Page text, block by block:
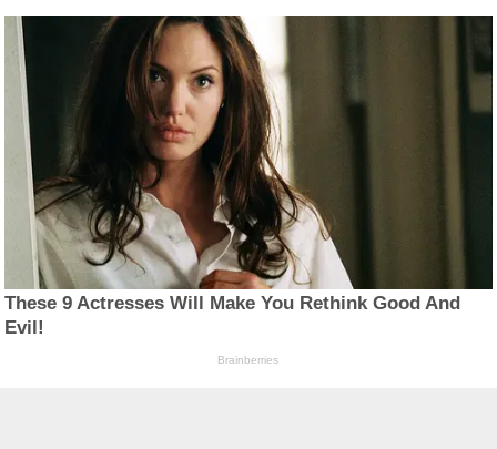
These 9 Actresses Will Make You Rethink Good And
Evil!
Brainberries